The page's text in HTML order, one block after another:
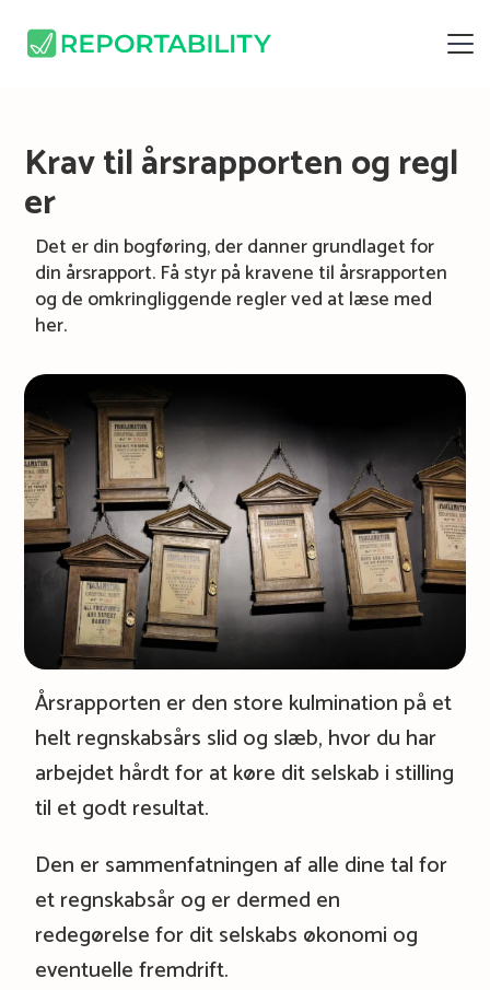
Krav til årsrapporten og regl
er
Det er din bogføring, der danner grundlaget for
din årsrapport. Få styr på kravene til årsrapporten
og de omkringliggende regler ved at læse med
her.
Årsrapporten er den store kulmination på et
helt regnskabsårs slid og slæb, hvor du har
arbejdet hårdt for at køre dit selskab i stilling
til et godt resultat.
Den er sammenfatningen af alle dine tal for
et regnskabsår og er dermed en
redegørelse for dit selskabs økonomi og
eventuelle fremdrift.